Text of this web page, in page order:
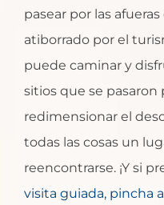
pasear por las
atiborrado por el
puede caminar y
sitios que se pasaron
redimensionar el
todas las cosas un
reencontrarse. ¡Y si
visita guiada, pincha